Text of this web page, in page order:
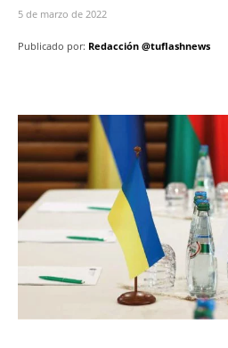
5 de marzo de 2022
Publicado por: Redacción @tuflashnews